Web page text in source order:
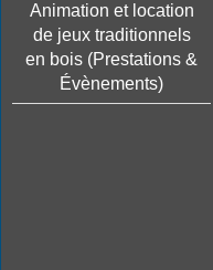
Animation et location
de jeux traditionnels
en bois (Prestations &
Évènements)